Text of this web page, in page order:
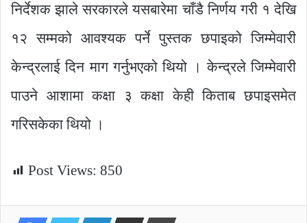
निर्देशक झाले सरकारले यसबारेमा चाँडै निर्णय गरी १ देखि
१२ सम्मको आवश्यक पर्ने पुस्तक छपाइको जिम्मेवारी
केन्द्रलाई दिन माग गर्नुभएको थियो । केन्द्रले जिम्मेवारी
पाउने आशामा कक्षा ३ कक्षा केही किताब छपाइसमेत
गरिसकेका थियो ।
Post Views: 850